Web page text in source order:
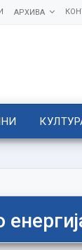
АРХИВА